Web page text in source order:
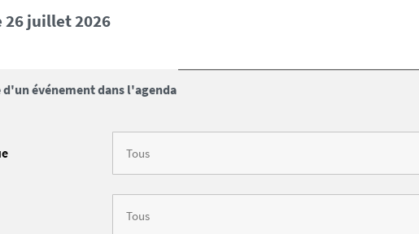
26 juillet 2026
d'un événement dans l'agenda